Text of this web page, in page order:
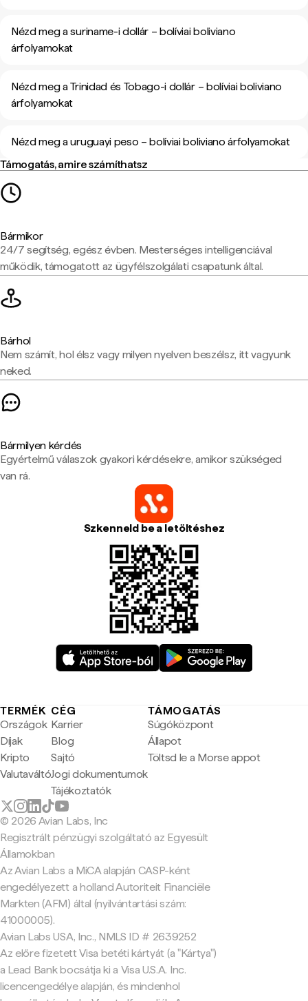
Nézd meg a suriname-i dollár – bolíviai boliviano
árfolyamokat
Nézd meg a Trinidad és Tobago-i dollár – bolíviai boliviano
árfolyamokat
Nézd meg a uruguayi peso – bolíviai boliviano árfolyamokat
Támogatás, amire számíthatsz
Bármikor
24/7 segítség, egész évben. Mesterséges intelligenciával
működik, támogatott az ügyfélszolgálati csapatunk által.
Bárhol
Nem számít, hol élsz vagy milyen nyelven beszélsz, itt vagyunk
neked.
Bármilyen kérdés
Egyértelmű válaszok gyakori kérdésekre, amikor szükséged
van rá.
Szkenneld be a letöltéshez
TERMÉK
Országok
Díjak
Kripto
Valutaváltó
CÉG
Karrier
Blog
Sajtó
Jogi dokumentumok
Tájékoztatók
TÁMOGATÁS
Súgóközpont
Állapot
Töltsd le a Morse appot
© 2026 Avian Labs, Inc
Regisztrált pénzügyi szolgáltató az Egyesült
Államokban
Az Avian Labs a MiCA alapján CASP-ként
engedélyezett a holland Autoriteit Financiële
Markten (AFM) által (nyilvántartási szám:
41000005).
Avian Labs USA, Inc., NMLS ID # 2639252
Az előre fizetett Visa betéti kártyát (a "Kártya")
a Lead Bank bocsátja ki a Visa U.S.A. Inc.
licencengedélye alapján, és mindenhol